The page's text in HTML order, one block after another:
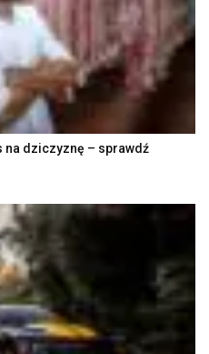
na dziczyznę – sprawdź